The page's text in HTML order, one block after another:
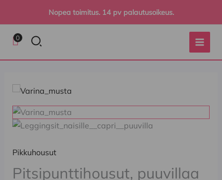
Nopea toimitus. 14 pv palautusoikeus.
0 Hae
Pikkuhousut
Pitsipunttihousut, puuvillaa
Pitsipunttihousut,
puuvillaa
määrä